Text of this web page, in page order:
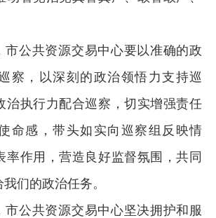
市公共资源交易中心要以准确的政
察，以深刻的政治领悟力支持巡
治执行力配合巡察，切实增强责任
命感，带头如实向巡察组反映情
率作用，营造良好监督氛围，共同
们的政治任务。
市公共资源交易中心坚决拥护和服